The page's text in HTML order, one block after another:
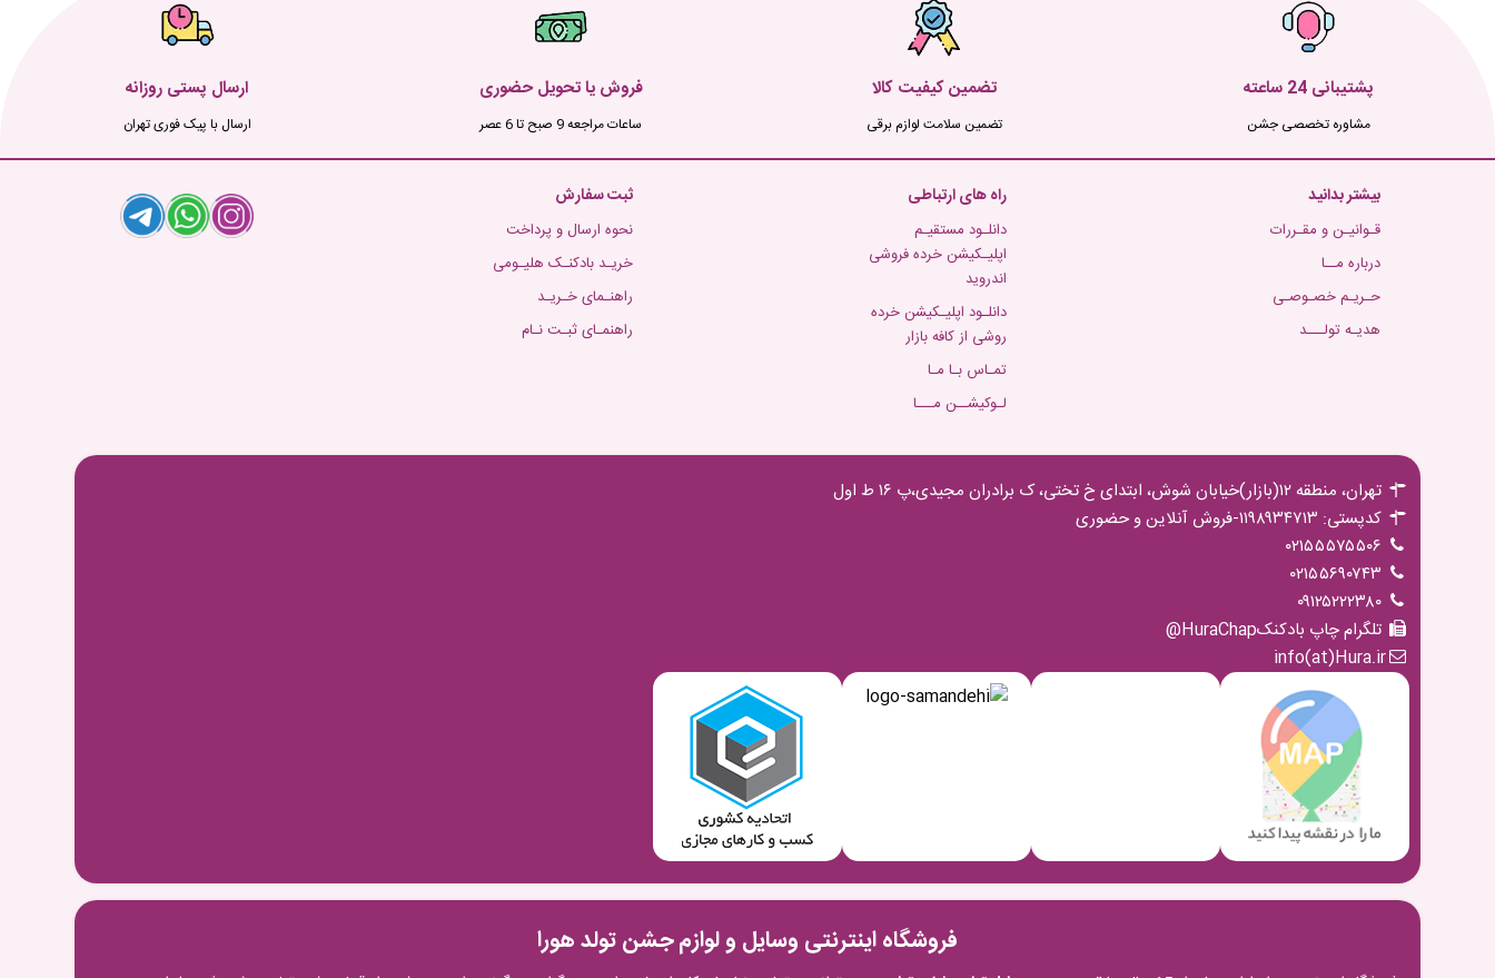
پشتیبانی 24 ساعته
مشاوره تخصصی جشن
تضمین کیفیت کالا
تضمین سلامت لوازم برقی
فروش یا تحویل حضوری
ساعات مراجعه 9 صبح تا 6 عصر
ارسال پستی روزانه
ارسال با پیک فوری تهران
بیشتر بدانید
قـوانیـن و مقـررات
درباره مــا
حـریـم خصـوصـی
هدیـه تولـــد
راه های ارتباطی
دانلـود مستقیـم
اپلیـکیشن خرده فروشی
اندروید
دانلـود اپلیـکیشن خرده
روشی از کافه بازار
تمـاس بـا مـا
لـوکیشــن مـــا
ثبت سفارش
نحوه ارسال و پرداخت
خریـد بادکنـک هلیـومی
راهنـمای خـریـد
راهنمـای ثبـت نـام
تهران، منطقه ۱۲(بازار)خیابان شوش، ابتدای خ تختی، ک برادران مجیدی،پ ۱۶ ط اول
کدپستی: ۱۱۹۸۹۳۴۷۱۳-فروش آنلاین و حضوری
۰۲۱۵۵۵۷۵۵۰۶
۰۲۱۵۵۶۹۰۷۴۳
۰۹۱۲۵۲۲۲۳۸۰
تلگرام چاپ بادکنکHuraChap@
info(at)Hura.ir
فروشگاه اینترنتی وسایل و لوازم جشن تولد هورا